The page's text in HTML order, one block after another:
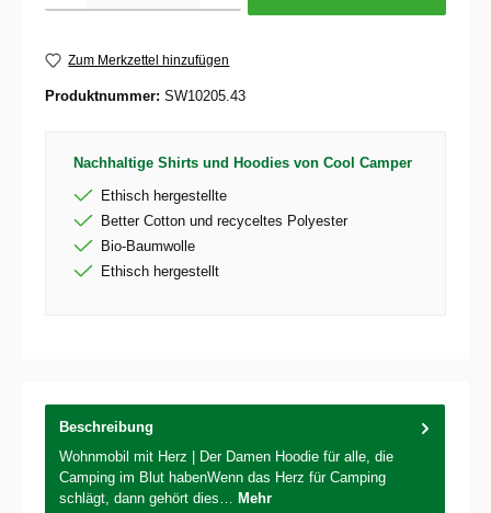
Zum Merkzettel hinzufügen
Produktnummer: SW10205.43
Nachhaltige Shirts und Hoodies von Cool Camper
Ethisch hergestellte
Better Cotton und recyceltes Polyester
Bio-Baumwolle
Ethisch hergestellt
Beschreibung
Wohnmobil mit Herz | Der Damen Hoodie für alle, die
Camping im Blut habenWenn das Herz für Camping
schlägt, dann gehört dies… Mehr